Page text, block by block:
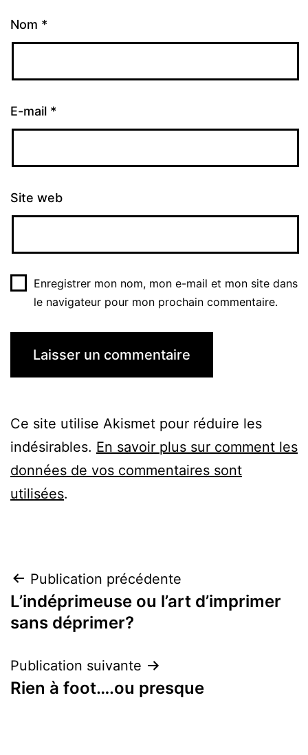
Nom *
E-mail *
Site web
Enregistrer mon nom, mon e-mail et mon site dans
le navigateur pour mon prochain commentaire.
Ce site utilise Akismet pour réduire les
indésirables. En savoir plus sur comment les
données de vos commentaires sont
utilisées.
Navigation
de
Publication précédente
L’indéprimeuse ou l’art d’imprimer
sans déprimer?
Publication suivante
Rien à foot….ou presque